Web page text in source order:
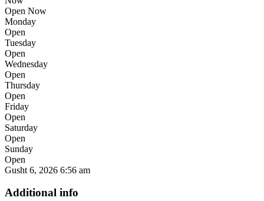
Open Now
Monday
Open
Tuesday
Open
Wednesday
Open
Thursday
Open
Friday
Open
Saturday
Open
Sunday
Open
Gusht 6, 2026 6:56 am
Additional info